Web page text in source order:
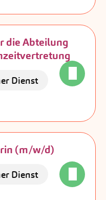
die Abteilung
Dienst
(m/w/d)
Dienst